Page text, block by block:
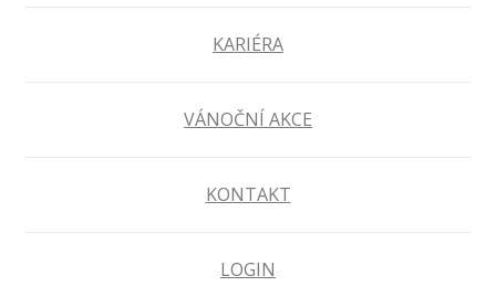
KARIÉRA
VÁNOČNÍ AKCE
KONTAKT
LOGIN